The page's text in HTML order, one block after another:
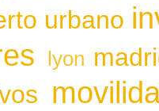
urbano
lyon